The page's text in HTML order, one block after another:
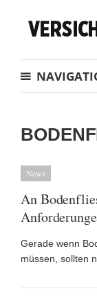
News
An
Gerade wenn
müssen, sollten